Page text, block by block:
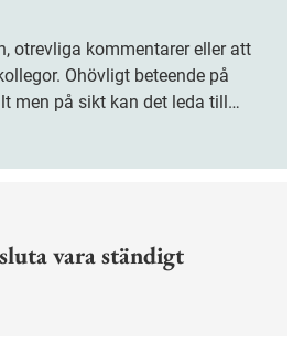
otrevliga kommentarer eller att
Ohövligt beteende på
men på sikt kan det leda till
vara ständigt